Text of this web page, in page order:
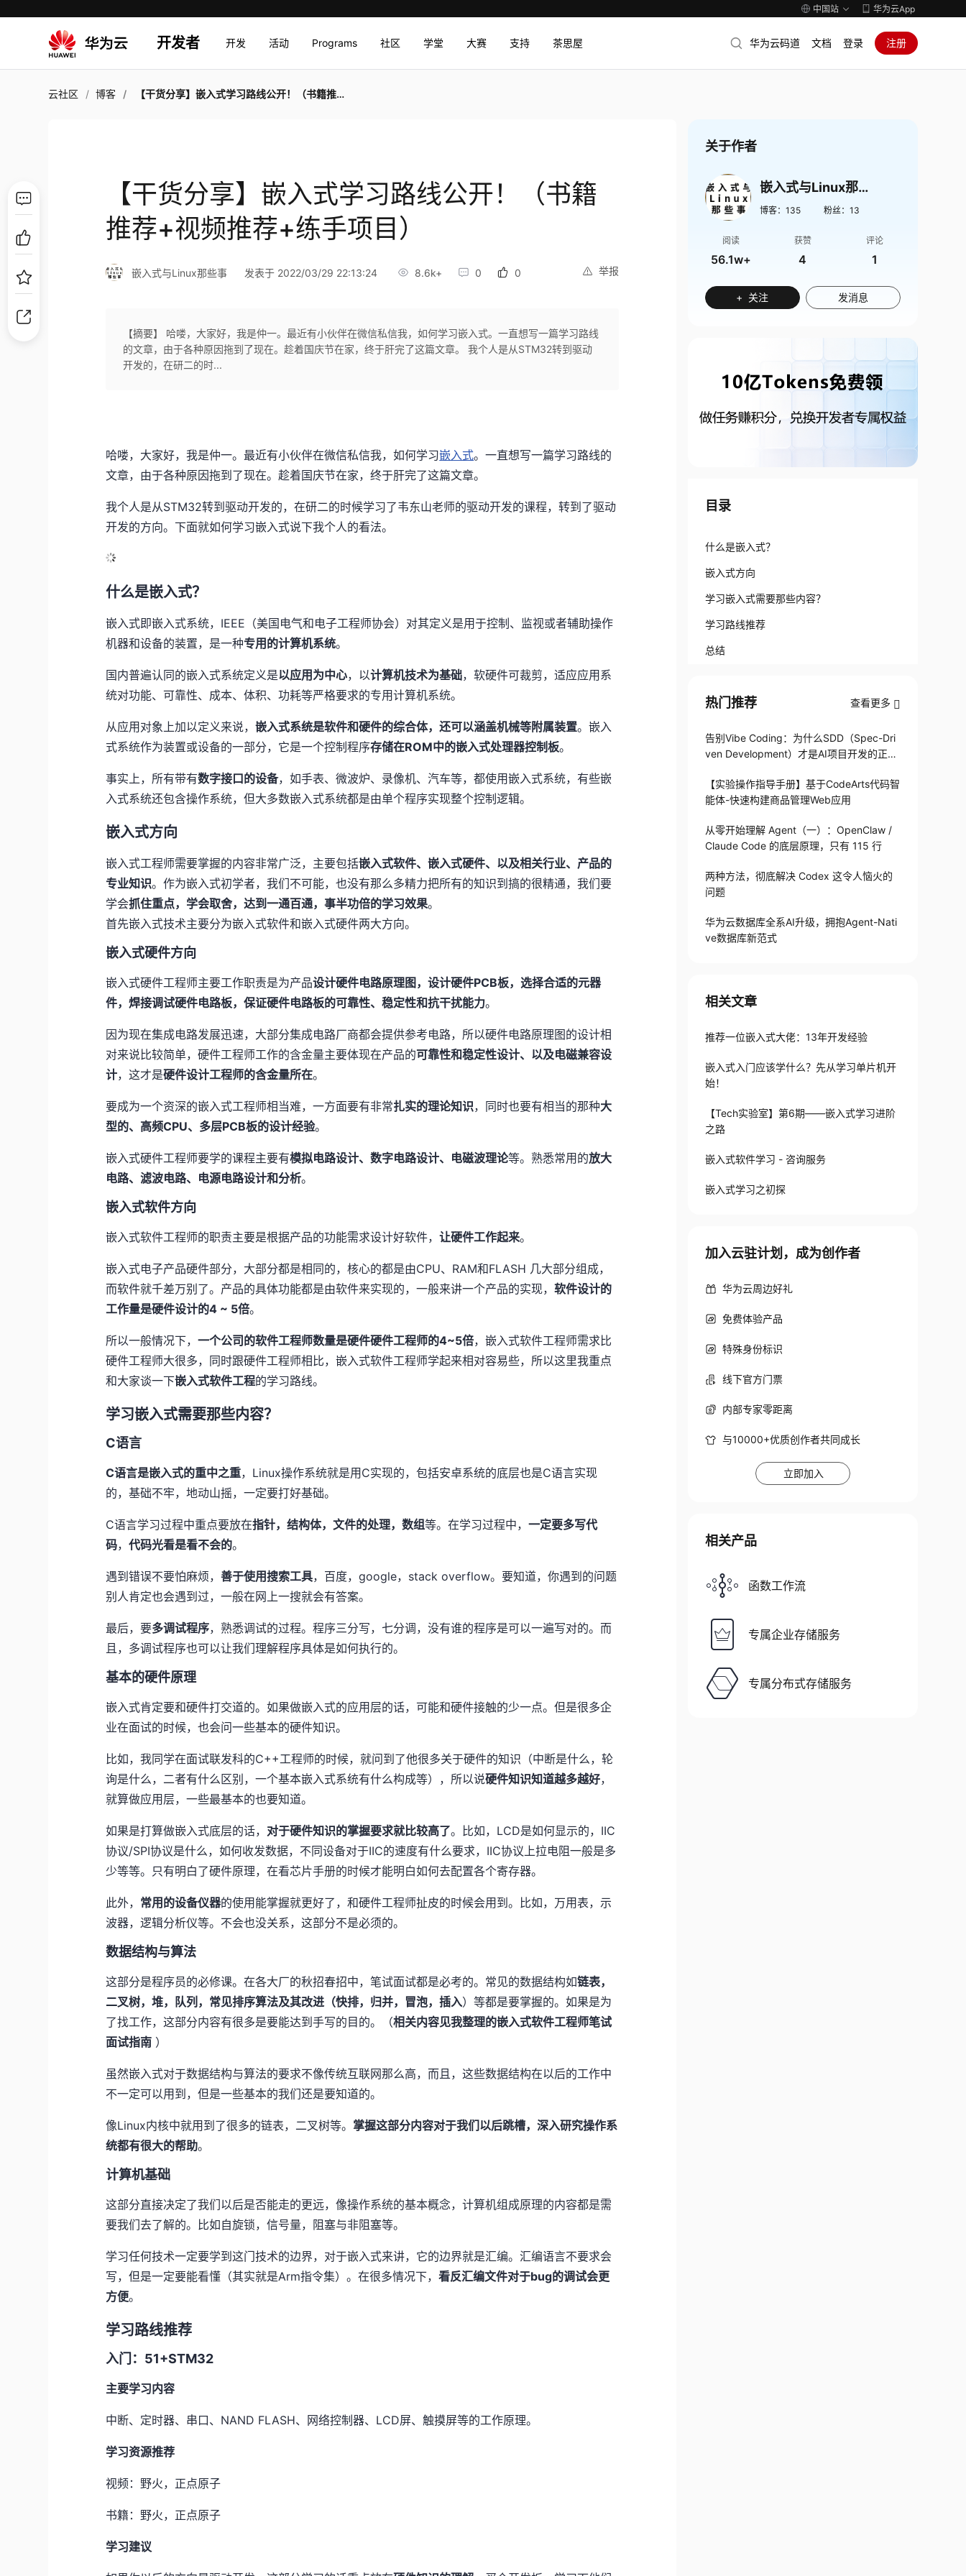
中国站 华为云App
开发者 开发 活动 Programs 社区 学堂 大赛 支持 茶思屋 华为云码道 文档 登录 注册
云社区 博客 【干货分享】嵌入式学习路线公开！（书籍推荐+视频推荐+练手项目）
【干货分享】嵌入式学习路线公开！（书籍
推荐+视频推荐+练手项目）
举报
嵌入式与Linux那些事 发表于 2022/03/29 22:13:24 8.6k+ 0 0
【摘要】 哈喽，大家好，我是仲一。最近有小伙伴在微信私信我，如何学习嵌入式。一直想写一篇学习路线
的文章，由于各种原因拖到了现在。趁着国庆节在家，终于肝完了这篇文章。 我个人是从STM32转到驱动
开发的，在研二的时...
哈喽，大家好，我是仲一。最近有小伙伴在微信私信我，如何学习嵌入式。一直想写一篇学习路线的
文章，由于各种原因拖到了现在。趁着国庆节在家，终于肝完了这篇文章。
我个人是从STM32转到驱动开发的，在研二的时候学习了韦东山老师的驱动开发的课程，转到了驱动
开发的方向。下面就如何学习嵌入式说下我个人的看法。
什么是嵌入式？
嵌入式即嵌入式系统，IEEE（美国电气和电子工程师协会）对其定义是用于控制、监视或者辅助操作
机器和设备的装置，是一种专用的计算机系统。
国内普遍认同的嵌入式系统定义是以应用为中心，以计算机技术为基础，软硬件可裁剪，适应应用系
统对功能、可靠性、成本、体积、功耗等严格要求的专用计算机系统。
从应用对象上加以定义来说，嵌入式系统是软件和硬件的综合体，还可以涵盖机械等附属装置。嵌入
式系统作为装置或设备的一部分，它是一个控制程序存储在ROM中的嵌入式处理器控制板。
事实上，所有带有数字接口的设备，如手表、微波炉、录像机、汽车等，都使用嵌入式系统，有些嵌
入式系统还包含操作系统，但大多数嵌入式系统都是由单个程序实现整个控制逻辑。
嵌入式方向
嵌入式工程师需要掌握的内容非常广泛，主要包括嵌入式软件、嵌入式硬件、以及相关行业、产品的
专业知识。作为嵌入式初学者，我们不可能，也没有那么多精力把所有的知识到搞的很精通，我们要
学会抓住重点，学会取舍，达到一通百通，事半功倍的学习效果。
首先嵌入式技术主要分为嵌入式软件和嵌入式硬件两大方向。
嵌入式硬件方向
嵌入式硬件工程师主要工作职责是为产品设计硬件电路原理图，设计硬件PCB板，选择合适的元器
件，焊接调试硬件电路板，保证硬件电路板的可靠性、稳定性和抗干扰能力。
因为现在集成电路发展迅速，大部分集成电路厂商都会提供参考电路，所以硬件电路原理图的设计相
对来说比较简单，硬件工程师工作的含金量主要体现在产品的可靠性和稳定性设计、以及电磁兼容设
计，这才是硬件设计工程师的含金量所在。
要成为一个资深的嵌入式工程师相当难，一方面要有非常扎实的理论知识，同时也要有相当的那种大
型的、高频CPU、多层PCB板的设计经验。
嵌入式硬件工程师要学的课程主要有模拟电路设计、数字电路设计、电磁波理论等。熟悉常用的放大
电路、滤波电路、电源电路设计和分析。
嵌入式软件方向
嵌入式软件工程师的职责主要是根据产品的功能需求设计好软件，让硬件工作起来。
嵌入式电子产品硬件部分，大部分都是相同的，核心的都是由CPU、RAM和FLASH 几大部分组成，
而软件就千差万别了。产品的具体功能都是由软件来实现的，一般来讲一个产品的实现，软件设计的
工作量是硬件设计的4 ~ 5倍。
所以一般情况下，一个公司的软件工程师数量是硬件硬件工程师的4~5倍，嵌入式软件工程师需求比
硬件工程师大很多，同时跟硬件工程师相比，嵌入式软件工程师学起来相对容易些，所以这里我重点
和大家谈一下嵌入式软件工程的学习路线。
学习嵌入式需要那些内容？
C语言
C语言是嵌入式的重中之重，Linux操作系统就是用C实现的，包括安卓系统的底层也是C语言实现
的，基础不牢，地动山摇，一定要打好基础。
C语言学习过程中重点要放在指针，结构体，文件的处理，数组等。在学习过程中，一定要多写代
码，代码光看是看不会的。
遇到错误不要怕麻烦，善于使用搜索工具，百度，google，stack overflow。要知道，你遇到的问题
别人肯定也会遇到过，一般在网上一搜就会有答案。
最后，要多调试程序，熟悉调试的过程。程序三分写，七分调，没有谁的程序是可以一遍写对的。而
且，多调试程序也可以让我们理解程序具体是如何执行的。
基本的硬件原理
嵌入式肯定要和硬件打交道的。如果做嵌入式的应用层的话，可能和硬件接触的少一点。但是很多企
业在面试的时候，也会问一些基本的硬件知识。
比如，我同学在面试联发科的C++工程师的时候，就问到了他很多关于硬件的知识（中断是什么，轮
询是什么，二者有什么区别，一个基本嵌入式系统有什么构成等），所以说硬件知识知道越多越好，
就算做应用层，一些最基本的也要知道。
如果是打算做嵌入式底层的话， 对于硬件知识的掌握要求就比较高了。比如，LCD是如何显示的，IIC
协议/SPI协议是什么，如何收发数据，不同设备对于IIC的速度有什么要求，IIC协议上拉电阻一般是多
少等等。只有明白了硬件原理，在看芯片手册的时候才能明白如何去配置各个寄存器。
此外， 常用的设备仪器的使用能掌握就更好了，和硬件工程师扯皮的时候会用到。比如，万用表，示
波器，逻辑分析仪等。不会也没关系，这部分不是必须的。
数据结构与算法
这部分是程序员的必修课。在各大厂的秋招春招中，笔试面试都是必考的。常见的数据结构如链表，
二叉树，堆，队列，常见排序算法及其改进（快排，归并，冒泡，插入）等都是要掌握的。如果是为
了找工作，这部分内容有很多是要能达到手写的目的。（相关内容见我整理的嵌入式软件工程师笔试
面试指南 ）
虽然嵌入式对于数据结构与算法的要求不像传统互联网那么高，而且，这些数据结构在以后的工作中
不一定可以用到，但是一些基本的我们还是要知道的。
像Linux内核中就用到了很多的链表，二叉树等。 掌握这部分内容对于我们以后跳槽，深入研究操作系
统都有很大的帮助。
计算机基础
这部分直接决定了我们以后是否能走的更远，像操作系统的基本概念，计算机组成原理的内容都是需
要我们去了解的。比如自旋锁，信号量，阻塞与非阻塞等。
学习任何技术一定要学到这门技术的边界，对于嵌入式来讲，它的边界就是汇编。汇编语言不要求会
写，但是一定要能看懂（其实就是Arm指令集）。在很多情况下，看反汇编文件对于bug的调试会更
方便。
学习路线推荐
入门：51+STM32
主要学习内容
中断、定时器、串口、NAND FLASH、网络控制器、LCD屏、触摸屏等的工作原理。
学习资源推荐
视频：野火，正点原子
书籍：野火，正点原子
学习建议
关于作者
嵌入式与Linux那些事
博客： 135 粉丝： 13
阅读
56.1w+
获赞
4
评论
1
+ 关注 发消息
目录
什么是嵌入式？
嵌入式方向
学习嵌入式需要那些内容？
学习路线推荐
总结
热门推荐 查看更多
告别Vibe Coding：为什么SDD（Spec-Dri
ven Development）才是AI项目开发的正确
【实验操作指导手册】基于CodeArts代码智
能体-快速构建商品管理Web应用
从零开始理解 Agent（一）：OpenClaw /
Claude Code 的底层原理，只有 115 行
两种方法，彻底解决 Codex 这令人恼火的
问题
华为云数据库全系AI升级，拥抱Agent-Nati
ve数据库新范式
相关文章
推荐一位嵌入式大佬：13年开发经验
嵌入式入门应该学什么？先从学习单片机开
始！
【Tech实验室】第6期——嵌入式学习进阶
之路
嵌入式软件学习 - 咨询服务
嵌入式学习之初探
加入云驻计划，成为创作者
华为云周边好礼
免费体验产品
特殊身份标识
线下官方门票
内部专家零距离
与10000+优质创作者共同成长
立即加入
相关产品
函数工作流
专属企业存储服务
专属分布式存储服务